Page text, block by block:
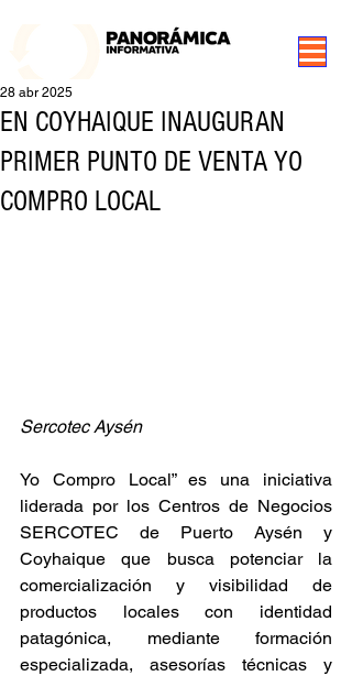
EN COYHAIQUE INAUGURAN
PRIMER PUNTO DE VENTA YO
COMPRO LOCAL
28 abr 2025
Sercotec Aysén
Yo Compro Local” es una iniciativa
liderada por los Centros de Negocios
SERCOTEC de Puerto Aysén y
Coyhaique que busca potenciar la
comercialización y visibilidad de
productos locales con identidad
patagónica, mediante formación
especializada, asesorías técnicas y